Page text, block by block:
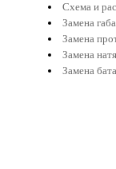
Схема и
Замена
Замена
Замена
Замена